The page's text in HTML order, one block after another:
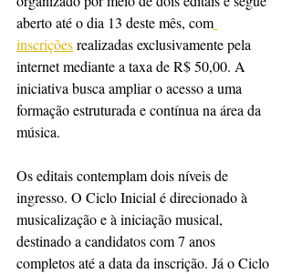
aberto até o dia 13 deste mês, com
inscrições realizadas exclusivamente pela
internet mediante a taxa de R$ 50,00. A
iniciativa busca ampliar o acesso a uma
formação estruturada e contínua na área da
música.
Os editais contemplam dois níveis de
ingresso. O Ciclo Inicial é direcionado à
musicalização e à iniciação musical,
destinado a candidatos com 7 anos
completos até a data da inscrição. Já o Ciclo